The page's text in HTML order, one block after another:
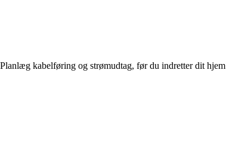
Planlæg kabelføring og strømudtag, før du indretter dit hjem